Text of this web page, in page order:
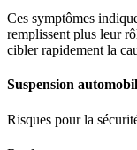
Ces symptômes
remplissent plus leur
cibler rapidement la
Suspension
Risques pour la